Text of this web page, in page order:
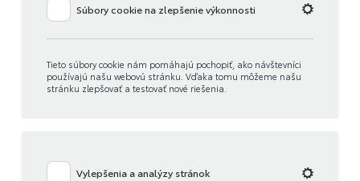
Súbory cookie na zlepšenie výkonnosti
Tieto súbory cookie nám pomáhajú pochopiť, ako návštevníci
používajú našu webovú stránku. Vďaka tomu môžeme našu
stránku zlepšovať a testovať nové riešenia.
Vylepšenia a analýzy stránok